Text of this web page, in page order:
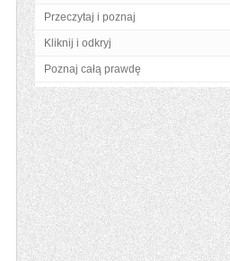
Przeczytaj i poznaj
Kliknij i odkryj
Poznaj całą prawdę